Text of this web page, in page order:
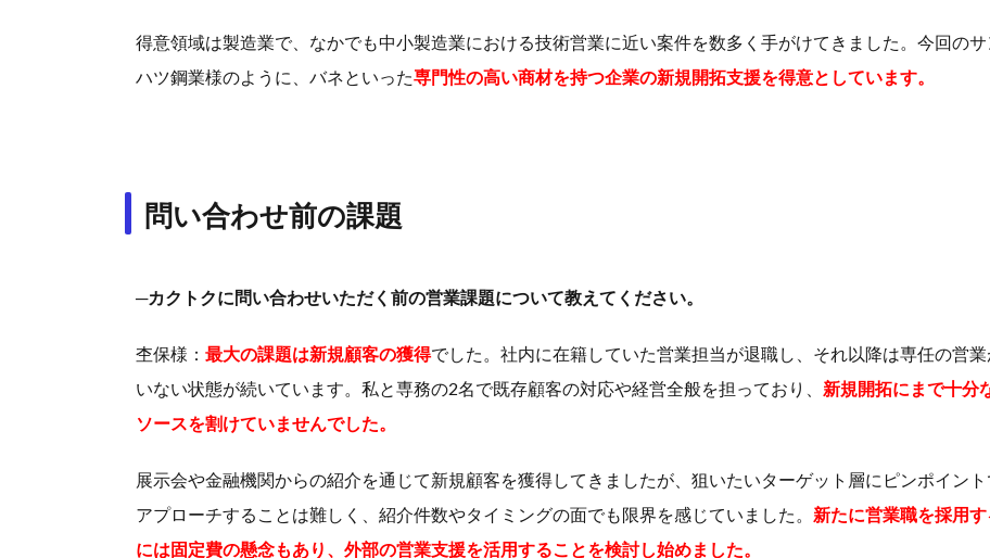
得意領域は製造業で、なかでも中小製造業における技術営業に近い案件を数多く手がけてきました。今回のサ
ハツ鋼業様のように、バネといった専門性の高い商材を持つ企業の新規開拓支援を得意としています。
問い合わせ前の課題
─カクトクに問い合わせいただく前の営業課題について教えてください。
杢保様： 最大の課題は新規顧客の獲得でした。社内に在籍していた営業担当が退職し、それ以降は専任の営業
いない状態が続いています。私と専務の2名で既存顧客の対応や経営全般を担っており、 新規開拓にまで十分
ソースを割けていませんでした。
展示会や金融機関からの紹介を通じて新規顧客を獲得してきましたが、狙いたいターゲット層にピンポイン
アプローチすることは難しく、紹介件数やタイミングの面でも限界を感じていました。 新たに営業職を採用す
には固定費の懸念もあり、外部の営業支援を活用することを検討し始めました。